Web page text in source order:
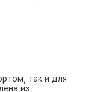
так и для
из